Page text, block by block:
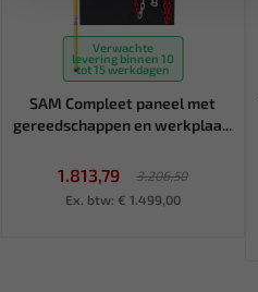
Verwachte
levering binnen 10
tot 15 werkdagen
SAM Compleet paneel met
gereedschappen en werkplaa...
1.813,79
3.206,50
Ex. btw: € 1.499,00